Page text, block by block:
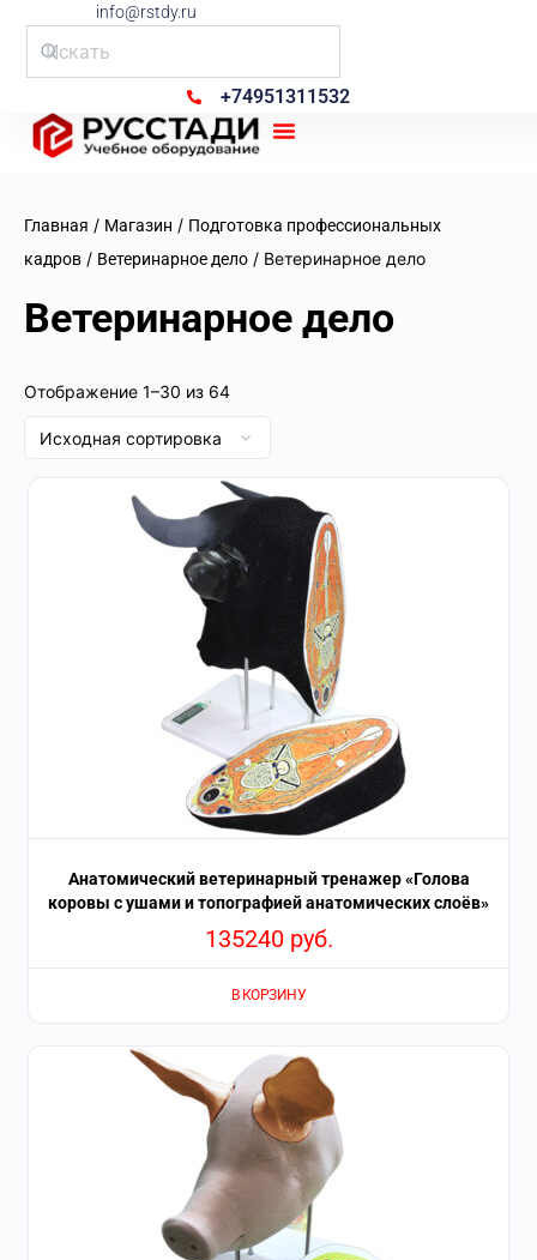
info@rstdy.ru
+74951311532
Главная / Магазин / Подготовка профессиональных
кадров / Ветеринарное дело / Ветеринарное дело
Ветеринарное дело
Отображение 1–30 из 64
Анатомический ветеринарный тренажер «Голова
коровы с ушами и топографией анатомических слоёв»
135240 руб.
В КОРЗИНУ